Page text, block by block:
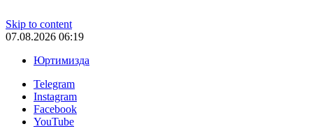
Skip to content
07.08.2026 06:19
Юртимизда
Telegram
Instagram
Facebook
YouTube